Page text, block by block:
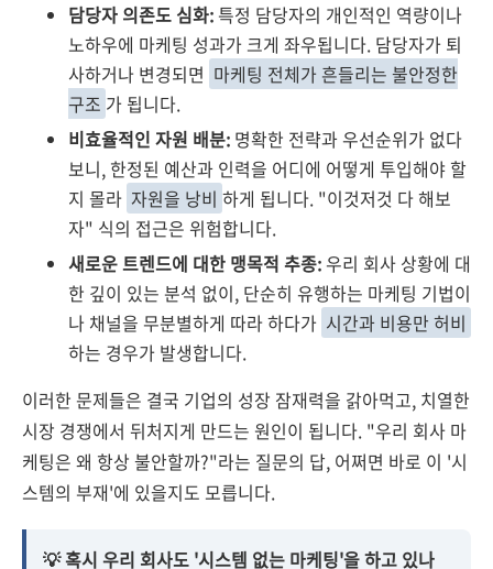
담당자 의존도 심화: 특정 담당자의 개인적인 역량이나
노하우에 마케팅 성과가 크게 좌우됩니다. 담당자가 퇴
사하거나 변경되면 마케팅 전체가 흔들리는 불안정한
구조 가 됩니다.
비효율적인 자원 배분: 명확한 전략과 우선순위가 없다
보니, 한정된 예산과 인력을 어디에 어떻게 투입해야 할
지 몰라 자원을 낭비 하게 됩니다. "이것저것 다 해보
자" 식의 접근은 위험합니다.
새로운 트렌드에 대한 맹목적 추종:우리 회사 상황에 대
한 깊이 있는 분석 없이, 단순히 유행하는 마케팅 기법이
나 채널을 무분별하게 따라 하다가 시간과 비용만 허비
하는 경우가 발생합니다.
이러한 문제들은 결국 기업의 성장 잠재력을 갉아먹고, 치열한
시장 경쟁에서 뒤처지게 만드는 원인이 됩니다. "우리 회사 마
케팅은 왜 항상 불안할까?"라는 질문의 답, 어쩌면 바로 이 '시
스템의 부재'에 있을지도 모릅니다.
💡 혹시 우리 회사도 '시스템 없는 마케팅'을 하고 있나